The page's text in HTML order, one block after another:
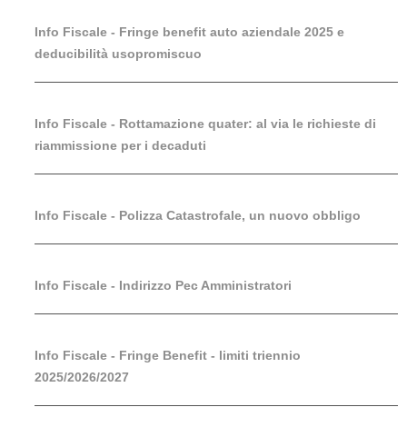
Info Fiscale - Fringe benefit auto aziendale 2025 e
deducibilità usopromiscuo
Info Fiscale - Rottamazione quater: al via le richieste di
riammissione per i decaduti
Info Fiscale - Polizza Catastrofale, un nuovo obbligo
Info Fiscale - Indirizzo Pec Amministratori
Info Fiscale - Fringe Benefit - limiti triennio
2025/2026/2027